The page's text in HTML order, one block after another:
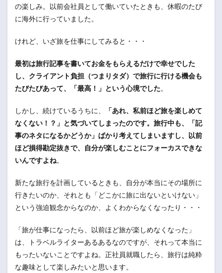
の楽しみ。以前会社員として働いていたときも、休暇のたび
に海外に行っていました。
けれど、いざ旅を仕事にしてみると・・・
最初は旅行記事を書いてお金をもらえるだけで幸せでした
し、クライアント負担（つまりタダ）で旅行に行ける機会も
たびたびあって、「最高！」という心境でした。
しかし、続けているうちに、
「あれ、私前ほど旅を楽しめて
なくない！？」と気づいてしまったのです。旅行中も、「記
事のネタになるかどうか」ばかり考えてしまいますし、以前
ほど損得勘定抜きで、自分が楽しむことにフォーカスできな
いんですよね。
新たな旅行を計画しているときも、自分が本当にその場所に
行きたいのか、それとも「どこかに旅に出ないといけない」
という強迫観念からなのか、よくわからなくなったり・・・
「旅が仕事になったら、以前ほど旅が楽しめなくなった」
は、トラベルライターあるあるなのですが、それって本当に
もったいないことですよね。正社員就職したら、旅行は純粋
な趣味として楽しみたいと思います。